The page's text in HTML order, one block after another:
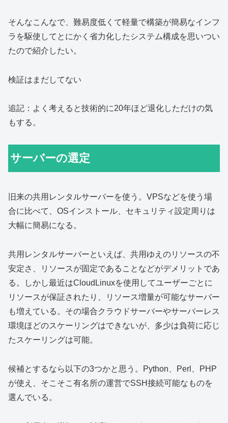
そんなこんなで、難易度低くて軽量で構築が簡易なインフ
ラを駆使してとにかく省力化したシステム構成を思いつい
たので紹介したい。
検証はまだしてない
追記：よく考えると技術的に20年ほど退化しただけの気
もする。
サーバーの選定
旧来の共用レンタルサーバーを使う。VPSなどを使う場
合に比べて、OSインストール、セキュリティ設定周りは
大幅に簡易になる。
共用レンタルサーバーといえば、共用ゆえのリソースの不
安定さ、リソースが固定であることなどがデメリットであ
る。しかし最近はCloudLinuxを使用してユーザーごとに
リソースが保証されたり、リソース増量が可能なサーバー
も増えている。その場合クラウドサーバーやサーバーレス
環境ほどのスケーリングはできないが、多少は負荷に応じ
たスケーリングは可能。
候補とするなら以下の3つかと思う。Python、Perl、PHP
が使え、そこそこ有名所の運営でSSH接続可能なものを
選んでいる。